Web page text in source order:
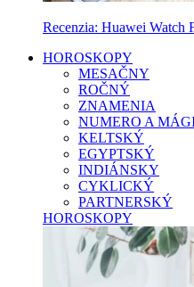
Recenzia: Huawei Watch
HOROSKOPY
MESAČNY
ROČNÝ
ZNAMENIA
NUMERO A
KELTSKÝ
EGYPTSKÝ
INDIÁNSKY
CYKLICKÝ
PARTNERSKÝ
HOROSKOPY